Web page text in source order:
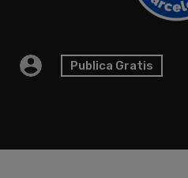
Publica Gratis